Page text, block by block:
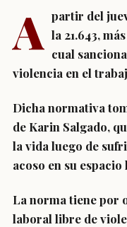
A partir del
la 21.643,
cual
violencia en el
Dicha normativa
de Karin Salgado,
la vida luego de
acoso en su
La norma tiene por
laboral libre de